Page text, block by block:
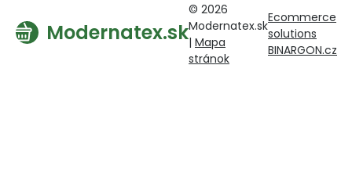
Modernatex.sk
© 2026
Modernatex.sk
| Mapa
stránok
Ecommerce
solutions
BINARGON.cz